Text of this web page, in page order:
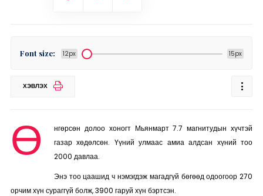
Font size: 12px 15px
ХЭВЛЭХ
Ө
нгөрсөн долоо хоногт Мьянмарт 7.7 магнитудын хүчтэй
газар хөдөлсөн. Үүний улмаас амиа алдсан хүний тоо
2000 давлаа.
Энэ тоо цаашид ч нэмэгдэж магадгүй бөгөөд одоогоор 270
орчим хүн сураггүй болж, 3900 гаруй хүн бэртсэн.